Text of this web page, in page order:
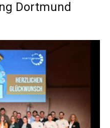
Dortmund